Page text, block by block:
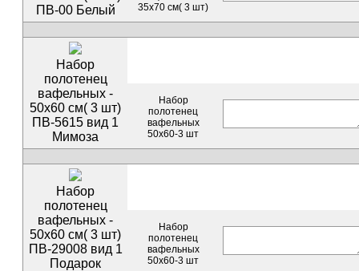
ПВ-00 Белый
35х70 см( 3 шт)
Набор
полотенец
вафельных -
50х60 см( 3 шт)
ПВ-5615 вид 1
Мимоза
Набор
полотенец
вафельных
50х60-3 шт
Набор
полотенец
вафельных -
50х60 см( 3 шт)
ПВ-29008 вид 1
Подарок
Набор
полотенец
вафельных
50х60-3 шт